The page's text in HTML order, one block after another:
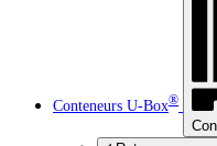
Conteneurs U-Box®